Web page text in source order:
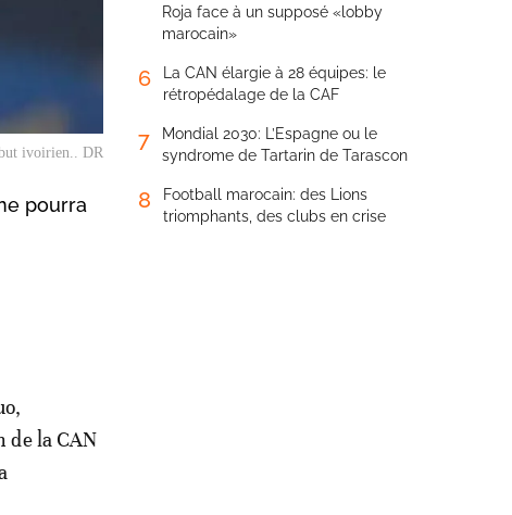
ivoirien.. DR
pourra
de la CAN
Roja face à un supposé «lobby
marocain»
6
La CAN élargie à 28 équipes: le
rétropédalage de la CAF
7
Mondial 2030: L’Espagne ou le
syndrome de Tartarin de Tarascon
8
Football marocain: des Lions
triomphants, des clubs en crise